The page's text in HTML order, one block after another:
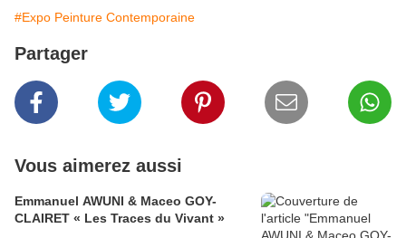
#Expo Peinture Contemporaine
Partager
Vous aimerez aussi
Emmanuel AWUNI & Maceo GOY-
CLAIRET « Les Traces du Vivant »